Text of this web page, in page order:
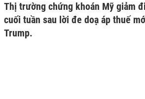
Thị trường chứng khoán Mỹ giảm
cuối tuần sau lời đe doạ áp thuế
Trump.